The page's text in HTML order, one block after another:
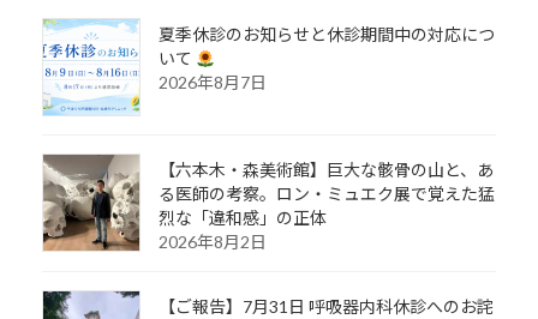
夏季休診のお知らせと休診期間中の対応につ
いて
2026年8月7日
【六本木・森美術館】巨大な骸骨の山と、あ
る医師の考察。ロン・ミュエク展で覚えた猛
烈な「違和感」の正体
2026年8月2日
【ご報告】7月31日 呼吸器内科休診へのお詫